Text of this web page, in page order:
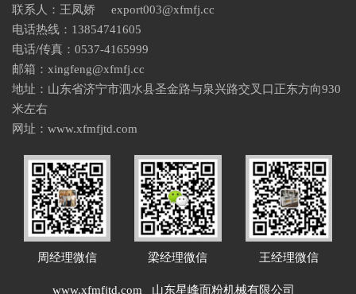
联系人：王凤娇 export003@xfmfj.cc
电话热线： 13854741605
电话/传真：0537-4165999
邮箱：xingfeng@xfmfj.cc
地址：山东省济宁市泗水县圣金路与泉兴路交叉口正东方向930
米左右
网址：www.xfmfjtd.com
周经理微信 梁经理微信 王经理微信
www.xfmfjtd.com 山东星峰面粉机械有限公司